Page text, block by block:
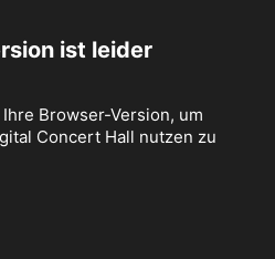
ist leider
Browser-Version, um
Concert Hall nutzen zu